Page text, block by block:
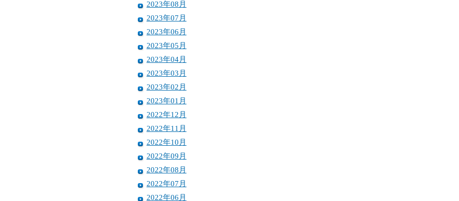
2023年08月
2023年07月
2023年06月
2023年05月
2023年04月
2023年03月
2023年02月
2023年01月
2022年12月
2022年11月
2022年10月
2022年09月
2022年08月
2022年07月
2022年06月